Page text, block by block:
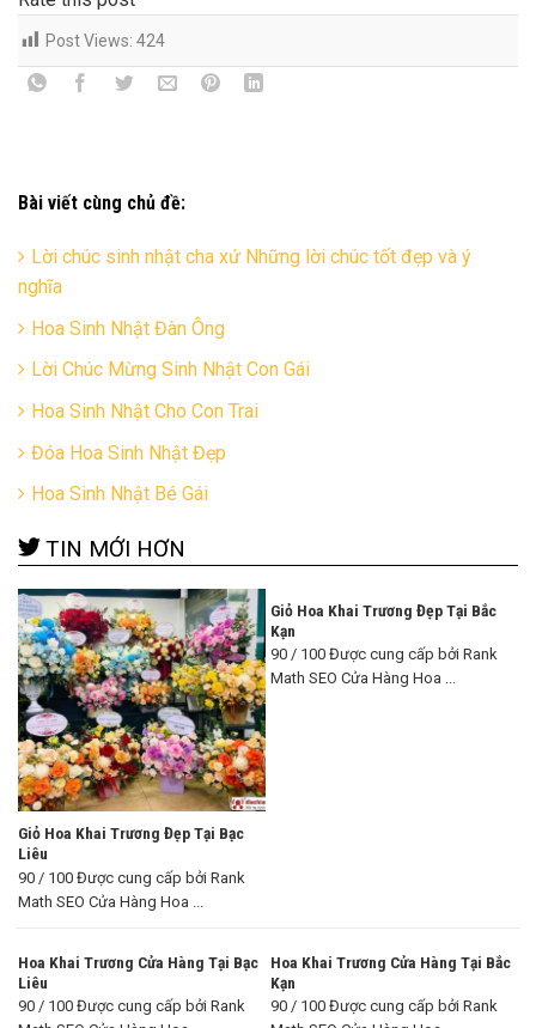
Post Views: 424
Bài viết cùng chủ đề:
Lời chúc sinh nhật cha xứ Những lời chúc tốt đẹp và ý
nghĩa
Hoa Sinh Nhật Đàn Ông
Lời Chúc Mừng Sinh Nhật Con Gái
Hoa Sinh Nhật Cho Con Trai
Đóa Hoa Sinh Nhật Đẹp
Hoa Sinh Nhật Bé Gái
TIN MỚI HƠN
Giỏ Hoa Khai Trương Đẹp Tại Bạc
Liêu
90 / 100 Được cung cấp bởi Rank
Math SEO Cửa Hàng Hoa ...
Giỏ Hoa Khai Trương Đẹp Tại Bắc
Kạn
90 / 100 Được cung cấp bởi Rank
Math SEO Cửa Hàng Hoa ...
Hoa Khai Trương Cửa Hàng Tại Bạc
Liêu
90 / 100 Được cung cấp bởi Rank
Hoa Khai Trương Cửa Hàng Tại Bắc
Kạn
90 / 100 Được cung cấp bởi Rank